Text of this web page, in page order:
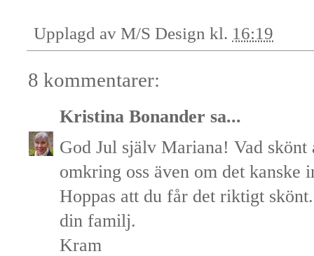
Upplagd av M/S Design kl. 16:19
8 kommentarer:
Kristina Bonander sa...
God Jul själv Mariana! Vad
omkring oss även om det
Hoppas att du får det riktigt
din familj.
Kram